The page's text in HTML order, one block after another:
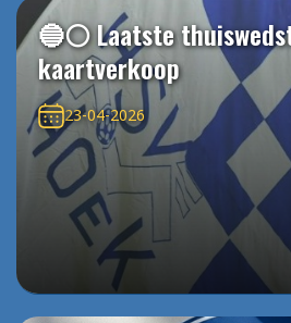
🔵⚪️ Laatste
kaartverkoop
23-04-2026